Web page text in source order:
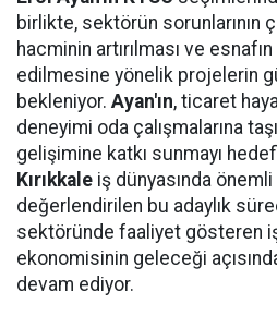
birlikte, sektörün sorunlarının
hacminin artırılması ve
edilmesine yönelik projelerin
bekleniyor. Ayan'ın, ticaret
deneyimi oda çalışmalarına
gelişimine katkı sunmayı
Kırıkkale iş dünyasında
değerlendirilen bu adaylık
sektöründe faaliyet gösteren
ekonomisinin geleceği
devam ediyor.